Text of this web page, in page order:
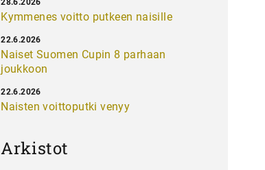
Kymmenes voitto putkeen naisille
Naiset Suomen Cupin 8 parhaan
joukkoon
22.6.2026
Naisten voittoputki venyy
22.6.2026
Arkistot